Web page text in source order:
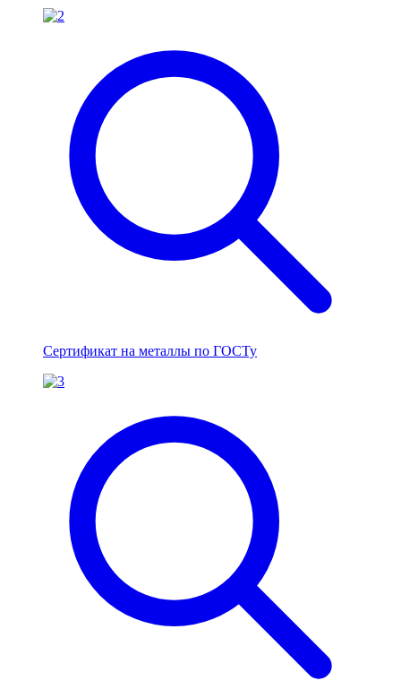
Сертификат на металлы по ГОСТу